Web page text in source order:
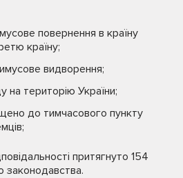
повернення в країну
країну;
видворення;
на територію України;
до тимчасового пункту
притягнуто 154
законодавства.